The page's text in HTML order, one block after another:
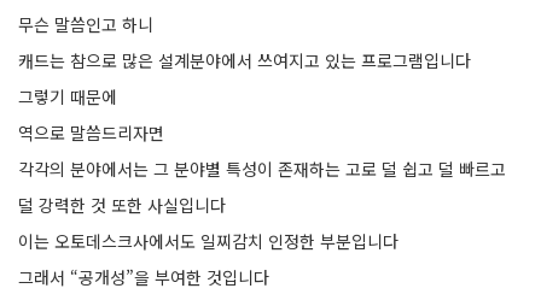
무슨 말씀인고 하니
캐드는 참으로 많은 설계분야에서 쓰여지고 있는 프로그램입니다
그렇기 때문에
역으로 말씀드리자면
각각의 분야에서는 그 분야별 특성이 존재하는 고로 덜 쉽고 덜 빠르고
덜 강력한 것 또한 사실입니다
이는 오토데스크사에서도 일찌감치 인정한 부분입니다
그래서 “공개성”을 부여한 것입니다